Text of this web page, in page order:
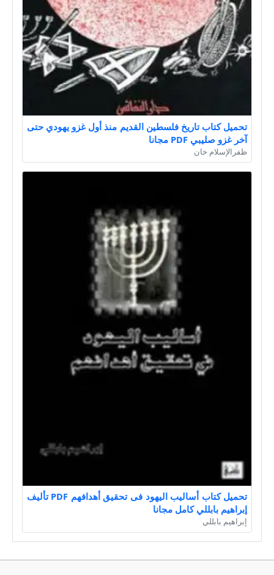
تحميل كتاب تاريخ فلسطين القديم منذ أول غزو يهودي حتى
آخر غزو صليبي PDF مجانا
ظفرالإسلام خان
تحميل كتاب أساليب اليهود فى تحقيق أهدافهم PDF تأليف
إبراهيم بابللي كامل مجانا
إبراهيم بابللي